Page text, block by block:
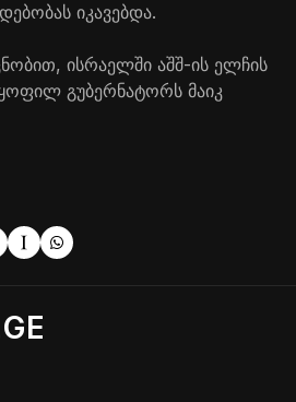
იკავებდა.
ისრაელში აშშ-ის ელჩის
გუბერნატორს მაიკ